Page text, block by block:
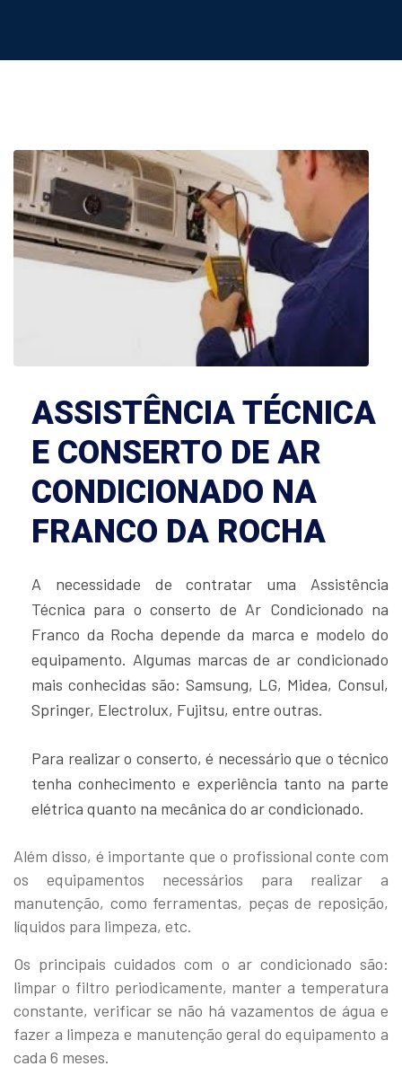
ASSISTÊNCIA TÉCNICA
E CONSERTO DE AR
CONDICIONADO NA
FRANCO DA ROCHA
A necessidade de contratar uma Assistência
Técnica para o conserto de Ar Condicionado na
Franco da Rocha depende da marca e modelo do
equipamento. Algumas marcas de ar condicionado
mais conhecidas são: Samsung, LG, Midea, Consul,
Springer, Electrolux, Fujitsu, entre outras.
Para realizar o conserto, é necessário que o técnico
tenha conhecimento e experiência tanto na parte
elétrica quanto na mecânica do ar condicionado.
Além disso, é importante que o profissional conte com
os equipamentos necessários para realizar a
manutenção, como ferramentas, peças de reposição,
líquidos para limpeza, etc.
Os principais cuidados com o ar condicionado são:
limpar o filtro periodicamente, manter a temperatura
constante, verificar se não há vazamentos de água e
fazer a limpeza e manutenção geral do equipamento a
cada 6 meses.